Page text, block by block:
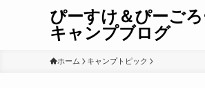
ぴーすけ＆ぴーご
キャンプブログ
ホーム キャンプトピック